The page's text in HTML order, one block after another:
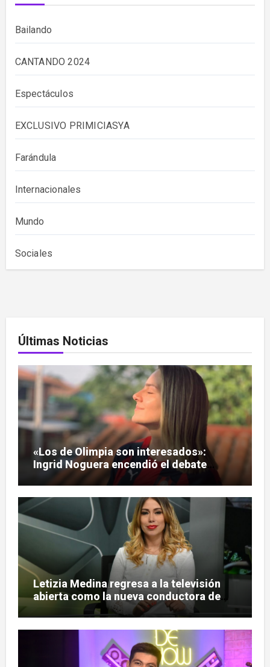
Bailando
CANTANDO 2024
Espectáculos
EXCLUSIVO PRIMICIASYA
Farándula
Internacionales
Mundo
Sociales
Últimas Noticias
«Los de Olimpia son interesados»:
Ingrid Noguera encendió el debate
sobre las hinchadas
Letizia Medina regresa a la televisión
abierta como la nueva conductora de
«Pulso Urbano»